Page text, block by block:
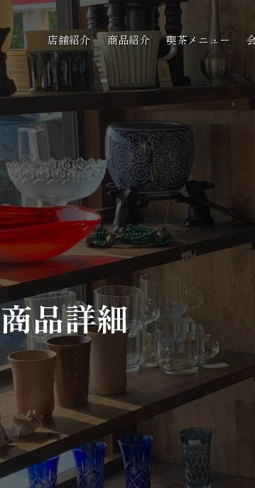
店舗紹介 商品紹介 喫茶メニュー
商品詳細